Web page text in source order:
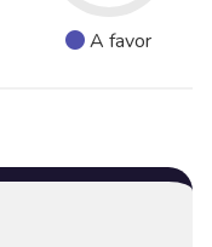
A favor